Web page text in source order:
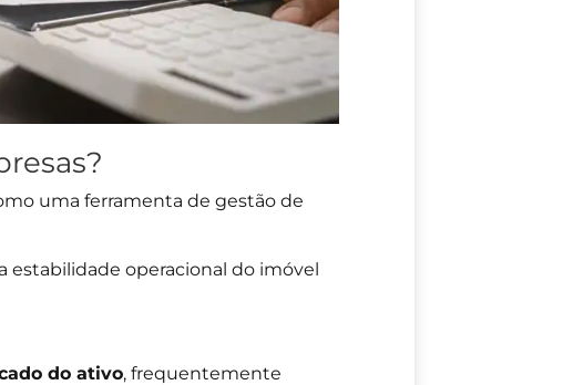
uma ferramenta de gestão de
estabilidade operacional do imóvel
do ativo, frequentemente